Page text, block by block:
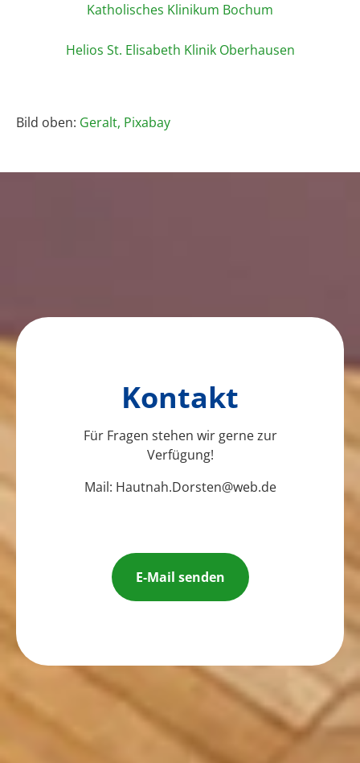
Katholisches Klinikum Bochum
Helios St. Elisabeth Klinik Oberhausen
Bild oben: Geralt, Pixabay
Kontakt
Für Fragen stehen wir gerne zur
Verfügung!
Mail: Hautnah.Dorsten@web.de
E-Mail senden